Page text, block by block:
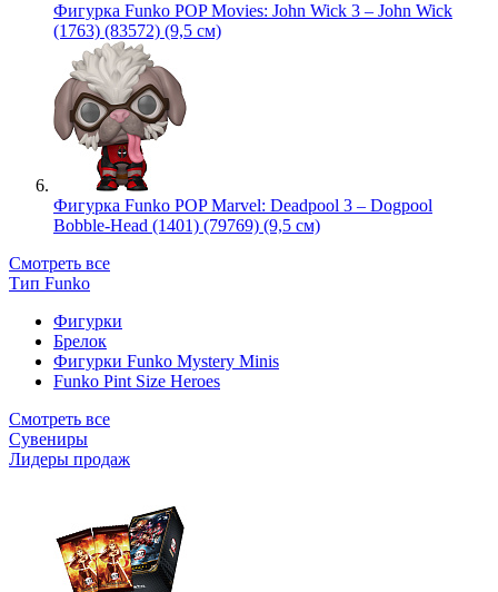
Фигурка Funko POP Movies: John Wick 3 – John Wick
(1763) (83572) (9,5 см)
Фигурка Funko POP Marvel: Deadpool 3 – Dogpool
Bobble-Head (1401) (79769) (9,5 см)
Смотреть все
Тип Funko
Фигурки
Брелок
Фигурки Funko Mystery Minis
Funko Pint Size Heroes
Смотреть все
Сувениры
Лидеры продаж